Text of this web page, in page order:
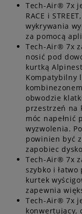
Tech-Air® 7x
RACE i
wykrywania
za pomocą
Tech-Air® 7x
nosić pod
kurtką
Kompatybilny
obwodzie
przestrzeń na
móc napełnić
wyzwolenia.
powinien być
zapobiec
Tech-Air® 7x
szybko i
kurtek
zapewnia
Tech-Air® 7x
konwertujący,